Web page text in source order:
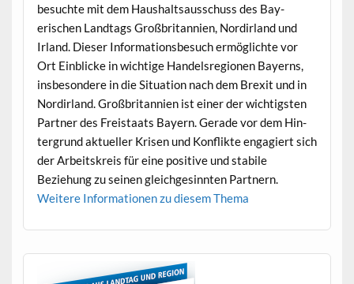
besuchte mit dem Haushalt­sauss­chuss des Bay­
erischen Land­tags Großbri­tan­nien, Nordir­land und
Irland. Dieser Infor­ma­tions­be­such ermöglichte vor
Ort Ein­blicke in wichtige Han­del­sre­gio­nen Bay­erns,
ins­beson­dere in die Sit­u­a­tion nach dem Brex­it und in
Nordir­land. Großbri­tan­nien ist ein­er der wichtig­sten
Part­ner des Freis­taats Bay­ern. Ger­ade vor dem Hin­
ter­grund aktueller Krisen und Kon­flik­te engagiert sich
der Arbeit­skreis für eine pos­i­tive und sta­bile
Beziehung zu seinen gle­ich­gesin­nten Partnern.
Weit­ere Infor­ma­tio­nen zu diesem Thema